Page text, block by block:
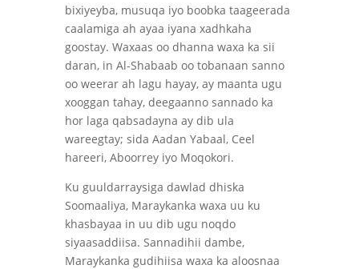
bixiyeyba, musuqa iyo boobka taageerada
caalamiga ah ayaa iyana xadhkaha
goostay. Waxaas oo dhanna waxa ka sii
daran, in Al-Shabaab oo tobanaan sanno
oo weerar ah lagu hayay, ay maanta ugu
xooggan tahay, deegaanno sannado ka
hor laga qabsadayna ay dib ula
wareegtay; sida Aadan Yabaal, Ceel
hareeri, Aboorrey iyo Moqokori.
Ku guuldarraysiga dawlad dhiska
Soomaaliya, Maraykanka waxa uu ku
khasbayaa in uu dib ugu noqdo
siyaasaddiisa. Sannadihii dambe,
Maraykanka gudihiisa waxa ka aloosnaa